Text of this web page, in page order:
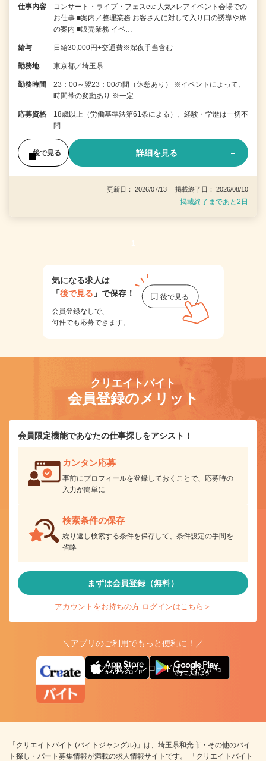
仕事内容
コンサート・ライブ・フェスetc 人気×レアイベント会場での
お仕事 ■案内／整理業務 お客さんに対して入り口の誘導や席
の案内 ■販売業務 イベ…
給与 日給30,000円+交通費※深夜手当含む
勤務地 東京都／埼玉県
勤務時間
23：00～翌23：00の間（休憩あり） ※イベントによって、
時間帯の変動あり ※一定…
応募資格
18歳以上（労働基準法第61条による）、経験・学歴は一切不
問
後で見る 詳細を見る
更新日： 2026/07/13 掲載終了日： 2026/08/10
掲載終了まであと2日
1
気になる求人は
「後で見る 」で保存！
会員登録なしで、
何件でも応募できます。
クリエイトバイト
会員登録のメリット
会員限定機能であなたの仕事探しをアシスト！
カンタン応募
事前にプロフィールを登録しておくことで、応募時の
入力が簡単に
検索条件の保存
繰り返し検索する条件を保存して、条件設定の手間を
省略
まずは会員登録（無料）
アカウントをお持ちの方 ログインはこちら＞
＼アプリのご利用でもっと便利に！／
アプリ版ダウンロードはこちらから
「クリエイトバイト (バイトジャングル)」は、埼玉県和光市・その他のバイ
ト探し・パート募集情報が満載の求人情報サイトです。 「クリエイトバイト